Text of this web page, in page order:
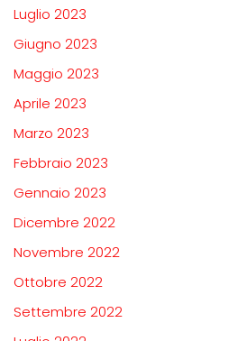
Luglio 2023
Giugno 2023
Maggio 2023
Aprile 2023
Marzo 2023
Febbraio 2023
Gennaio 2023
Dicembre 2022
Novembre 2022
Ottobre 2022
Settembre 2022